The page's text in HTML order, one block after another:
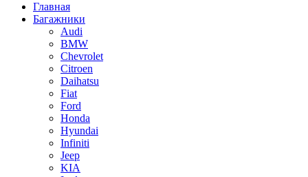
Главная
Багажники
Audi
BMW
Chevrolet
Citroen
Daihatsu
Fiat
Ford
Honda
Hyundai
Infiniti
Jeep
KIA